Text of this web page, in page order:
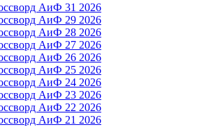
АиФ 31 2026
АиФ 29 2026
АиФ 28 2026
АиФ 27 2026
АиФ 26 2026
АиФ 25 2026
АиФ 24 2026
АиФ 23 2026
АиФ 22 2026
АиФ 21 2026